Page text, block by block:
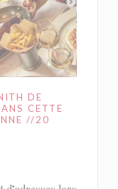
DE
CETTE
//20